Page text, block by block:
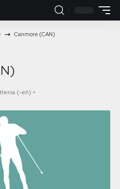
Canmore (CAN)
(-eń)